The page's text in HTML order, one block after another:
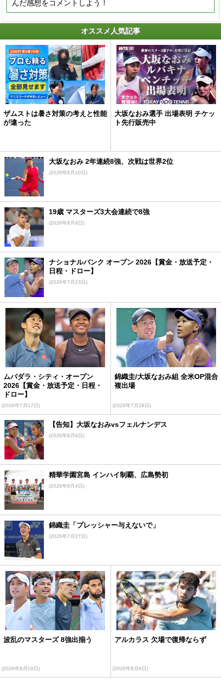
んだ感想をコメントしよう！
オススメ人気記事
ザムストは暑さ対策の考えと性能
が違った
大坂なおみ選手 出場表明 チケッ
ト先行販売中
大坂なおみ 2年連続8強、次戦は世界2位
(2026年8月10日)
19歳 マスターズ3大会連続で8強
(2026年8月9日)
ナショナルバンク オープン 2026【賞金・放送予定・
日程・ドロー】
(2026年7月23日)
ムバダラ・シティ・オープン
2026【賞金・放送予定・日程・
ドロー】
(2026年7月17日)
錦織圭/大坂なおみ組 全米OP混合
複出場
(2026年7月28日)
【告知】大坂なおみvsフェルナンデス
(2026年8月9日)
精華学園宮島 インハイ制覇、広島勢初
(2026年8月4日)
錦織圭「プレッシャー与えないで」
(2026年7月27日)
波乱のマスターズ 8強出揃う
(2026年8月10日)
アルカラス 欠場で復帰ならず
(2026年8月6日)